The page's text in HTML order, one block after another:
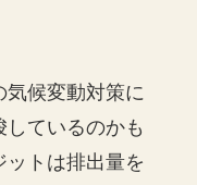
気候変動対策に
ているのかも
ットは排出量を